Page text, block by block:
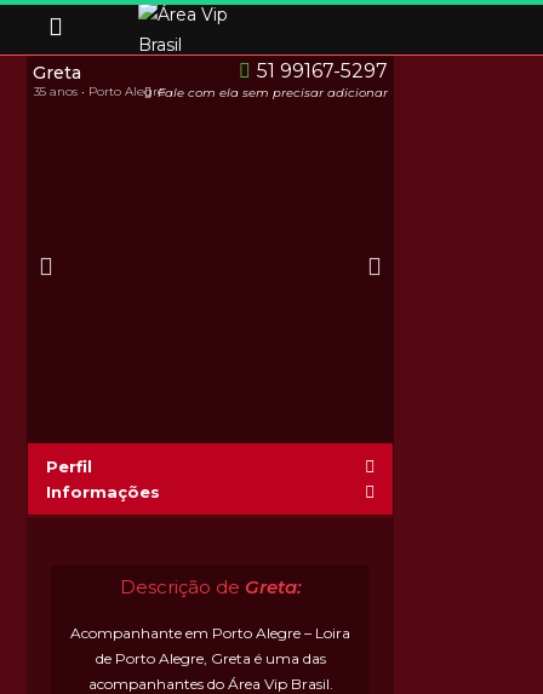
51 99167-5297
Fale com ela sem precisar adicionar
Greta
35 anos • Porto Alegre
Perfil
Informações
Descrição de Greta:
Acompanhante em Porto Alegre – Loira
de Porto Alegre, Greta é uma das
acompanhantes do Área Vip Brasil.